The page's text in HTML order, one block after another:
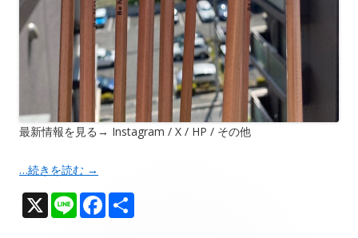
最新情報を見る→ Instagram / X / HP / その他
…続きを読む →
X Li F